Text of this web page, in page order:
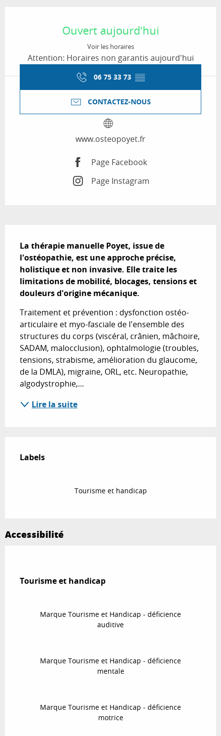
Ouvert aujourd'hui
Voir les horaires
Attention: Horaires non garantis aujourd'hui
06 75 33 73 ▒▒
CONTACTEZ-NOUS
www.osteopoyet.fr
Page Facebook
Page Instagram
La thérapie manuelle Poyet, issue de
l'ostéopathie, est une approche précise,
holistique et non invasive. Elle traite les
limitations de mobilité, blocages, tensions et
douleurs d'origine mécanique.
Traitement et prévention : dysfonction ostéo-
articulaire et myo-fasciale de l'ensemble des
structures du corps (viscéral, crânien, mâchoire,
SADAM, malocclusion), ophtalmologie (troubles,
tensions, strabisme, amélioration du glaucome,
de la DMLA), migraine, ORL, etc. Neuropathie,
algodystrophie,...
Lire la suite
Labels
Labels
Tourisme et handicap
Accessibilité
Tourisme et handicap
Tourisme et handicap
Marque Tourisme et Handicap - déficience
auditive
Marque Tourisme et Handicap - déficience
mentale
Marque Tourisme et Handicap - déficience
motrice